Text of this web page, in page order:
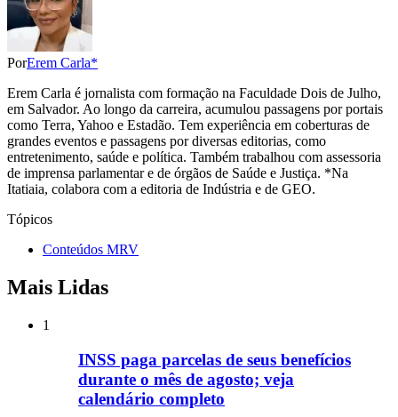
PorErem Carla*
Erem Carla é jornalista com formação na Faculdade Dois de Julho,
em Salvador. Ao longo da carreira, acumulou passagens por portais
como Terra, Yahoo e Estadão. Tem experiência em coberturas de
grandes eventos e passagens por diversas editorias, como
entretenimento, saúde e política. Também trabalhou com assessoria
de imprensa parlamentar e de órgãos de Saúde e Justiça. *Na
Itatiaia, colabora com a editoria de Indústria e de GEO.
Tópicos
Conteúdos MRV
Mais Lidas
1
INSS paga parcelas de seus benefícios
durante o mês de agosto; veja
calendário completo